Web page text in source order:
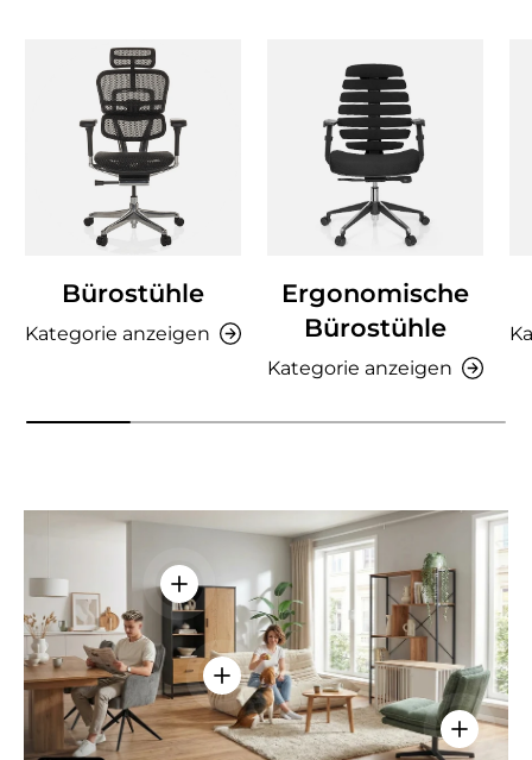
Bürostühle
Kategorie anzeigen
Ergonomische
Bürostühle
Kategorie anzeigen
Einzelheiten anzeigen - AMIO H -
Einzelheiten anzeigen - Sitzolo 2